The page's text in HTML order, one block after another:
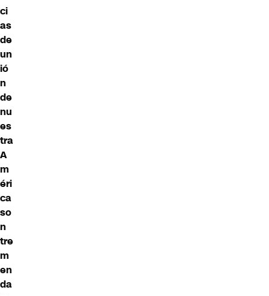
ci
as
de
un
ió
n
de
nu
es
tra
A
m
éri
ca
so
n
tre
m
en
da